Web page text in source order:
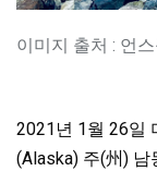
이미지 출처 : 언
2021년 1월 26일
(Alaska) 주(州) 남